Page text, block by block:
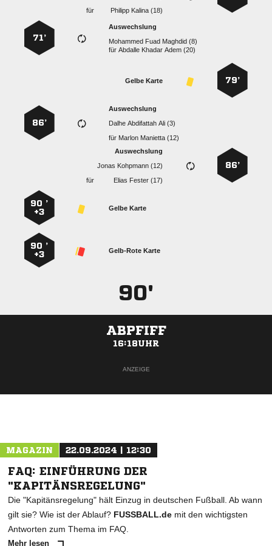
für
  
Auswechslung
   
für   
71’
79’
Gelbe Karte
Auswechslung
   
für   
86’
86’
Auswechslung
  
für
  
Gelbe Karte
90 ’
+3
Gelb-Rote Karte
90 ’
+3
90'
ABPFIFF
16:18UHR
ANZEIGE
MAGAZIN 22.09.2024 | 12:30
FAQ: EINFÜHRUNG DER
"KAPITÄNSREGELUNG"
Die "Kapitänsregelung" hält Einzug in deutschen Fußball. Ab wann
gilt sie? Wie ist der Ablauf? FUSSBALL.de mit den wichtigsten
Antworten zum Thema im FAQ.
Mehr lesen